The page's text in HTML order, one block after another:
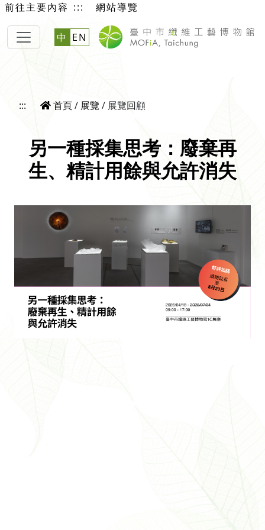
前往主要內容 ::: 網站導覽
中 EN
::: 首頁/ 展覽 / 展覽回顧
另一種採集思考：廢棄再
生、精計用餘與允許消失